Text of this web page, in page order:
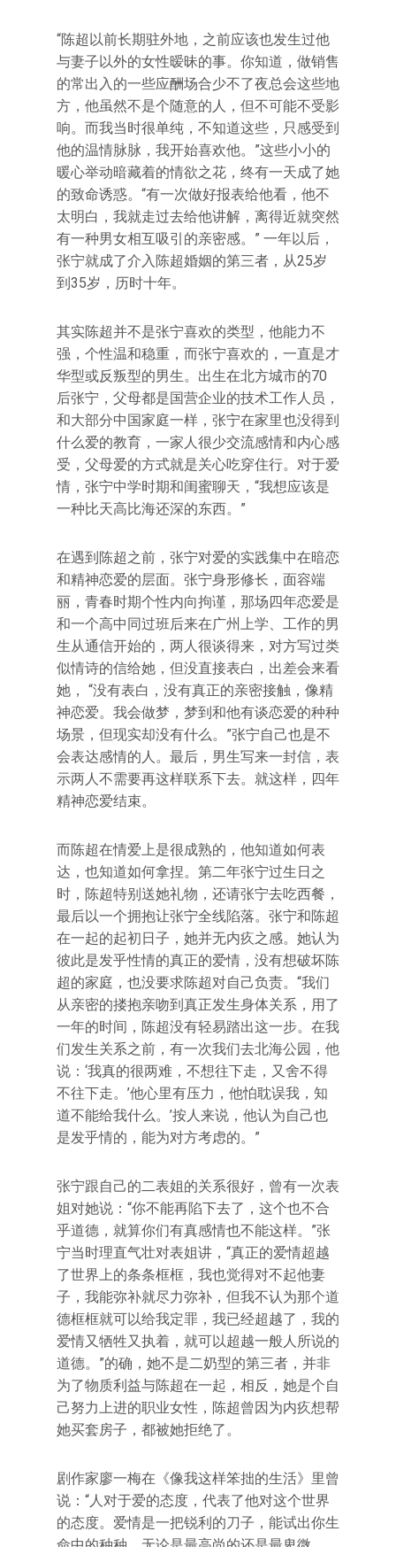
“陈超以前长期驻外地，之前应该也发生过他
与妻子以外的女性暧昧的事。你知道，做销售
的常出入的一些应酬场合少不了夜总会这些地
方，他虽然不是个随意的人，但不可能不受影
响。而我当时很单纯，不知道这些，只感受到
他的温情脉脉，我开始喜欢他。”这些小小的
暖心举动暗藏着的情欲之花，终有一天成了她
的致命诱惑。“有一次做好报表给他看，他不
太明白，我就走过去给他讲解，离得近就突然
有一种男女相互吸引的亲密感。” 一年以后，
张宁就成了介入陈超婚姻的第三者，从25岁
到35岁，历时十年。
其实陈超并不是张宁喜欢的类型，他能力不
强，个性温和稳重，而张宁喜欢的，一直是才
华型或反叛型的男生。出生在北方城市的70
后张宁，父母都是国营企业的技术工作人员，
和大部分中国家庭一样，张宁在家里也没得到
什么爱的教育，一家人很少交流感情和内心感
受，父母爱的方式就是关心吃穿住行。对于爱
情，张宁中学时期和闺蜜聊天，“我想应该是
一种比天高比海还深的东西。”
在遇到陈超之前，张宁对爱的实践集中在暗恋
和精神恋爱的层面。张宁身形修长，面容端
丽，青春时期个性内向拘谨，那场四年恋爱是
和一个高中同过班后来在广州上学、工作的男
生从通信开始的，两人很谈得来，对方写过类
似情诗的信给她，但没直接表白，出差会来看
她， “没有表白，没有真正的亲密接触，像精
神恋爱。我会做梦，梦到和他有谈恋爱的种种
场景，但现实却没有什么。”张宁自己也是不
会表达感情的人。最后，男生写来一封信，表
示两人不需要再这样联系下去。就这样，四年
精神恋爱结束。
而陈超在情爱上是很成熟的，他知道如何表
达，也知道如何拿捏。第二年张宁过生日之
时，陈超特别送她礼物，还请张宁去吃西餐，
最后以一个拥抱让张宁全线陷落。张宁和陈超
在一起的起初日子，她并无内疚之感。她认为
彼此是发乎性情的真正的爱情，没有想破坏陈
超的家庭，也没要求陈超对自己负责。“我们
从亲密的搂抱亲吻到真正发生身体关系，用了
一年的时间，陈超没有轻易踏出这一步。在我
们发生关系之前，有一次我们去北海公园，他
说：‘我真的很两难，不想往下走，又舍不得
不往下走。’他心里有压力，他怕耽误我，知
道不能给我什么。’按人来说，他认为自己也
是发乎情的，能为对方考虑的。”
张宁跟自己的二表姐的关系很好，曾有一次表
姐对她说：“你不能再陷下去了，这个也不合
乎道德，就算你们有真感情也不能这样。”张
宁当时理直气壮对表姐讲，“真正的爱情超越
了世界上的条条框框，我也觉得对不起他妻
子，我能弥补就尽力弥补，但我不认为那个道
德框框就可以给我定罪，我已经超越了，我的
爱情又牺牲又执着，就可以超越一般人所说的
道德。”的确，她不是二奶型的第三者，并非
为了物质利益与陈超在一起，相反，她是个自
己努力上进的职业女性，陈超曾因为内疚想帮
她买套房子，都被她拒绝了。
剧作家廖一梅在《像我这样笨拙的生活》里曾
说：“人对于爱的态度，代表了他对这个世界
的态度。爱情是一把锐利的刀子，能试出你生